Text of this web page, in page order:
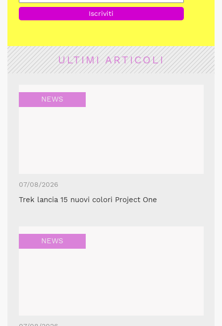
ULTIMI ARTICOLI
NEWS
07/08/2026
Trek lancia 15 nuovi colori Project One
NEWS